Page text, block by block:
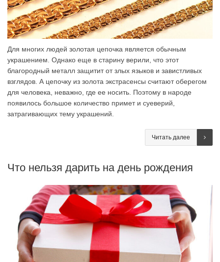
Для многих людей золотая цепочка является обычным
украшением. Однако еще в старину верили, что этот
благородный металл защитит от злых языков и завистливых
взглядов. А цепочку из золота экстрасенсы считают оберегом
для человека, неважно, где ее носить. Поэтому в народе
появилось большое количество примет и суеверий,
затрагивающих тему украшений.
Читать далее
Что нельзя дарить на день рождения